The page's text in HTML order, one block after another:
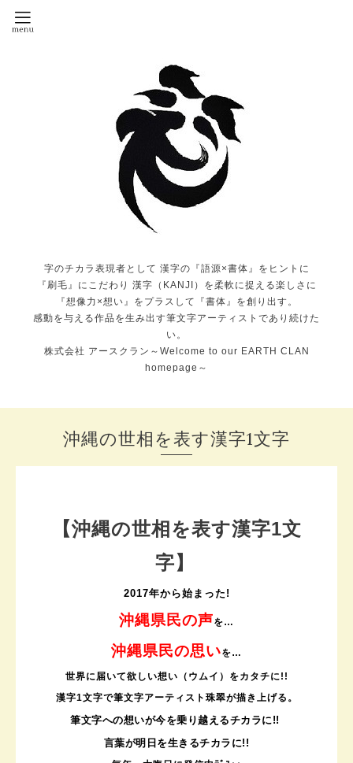
字のチカラ表現者として 漢字の『語源×書体』をヒントに
『刷毛』にこだわり 漢字（KANJI）を柔軟に捉える楽しさに
『想像力×想い』をプラスして『書体』を創り出す。
感動を与える作品を生み出す筆文字アーティストであり続けた
い。
株式会社 アースクラン～Welcome to our EARTH CLAN
homepage～
沖縄の世相を表す漢字1文字
【沖縄の世相を表す漢字1文
字】
2017年から始まった!
沖縄県民の声を…
沖縄県民の思いを…
世界に届いて欲しい想い（ウムイ）をカタチに!!
漢字1文字で筆文字アーティスト珠翠が描き上げる。
筆文字への想いが今を乗り越えるチカラに!!
言葉が明日を生きるチカラに!!